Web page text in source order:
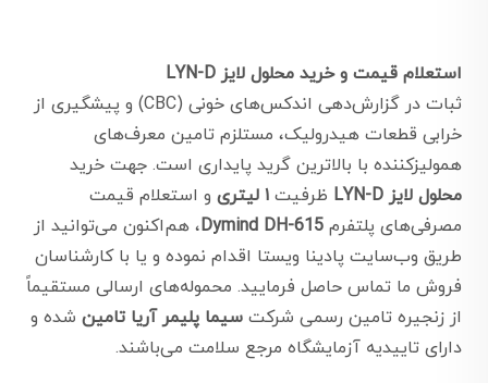
استعلام قیمت و خرید محلول لایز LYN-D
ثبات در گزارش‌دهی اندکس‌های خونی (CBC) و پیشگیری از
خرابی قطعات هیدرولیک، مستلزم تامین معرف‌های
همولیزکننده با بالاترین گرید پایداری است. جهت خرید
محلول لایز LYN-D
ظرفیت ۱ لیتری
و استعلام قیمت
مصرفی‌های پلتفرم Dymind DH-615، هم‌اکنون می‌توانید از
طریق وب‌سایت پادینا ویستا اقدام نموده و یا با کارشناسان
فروش ما تماس حاصل فرمایید. محموله‌های ارسالی مستقیماً
از زنجیره تامین رسمی شرکت سیما پلیمر آریا تامین شده و
دارای تاییدیه آزمایشگاه مرجع سلامت می‌باشند.